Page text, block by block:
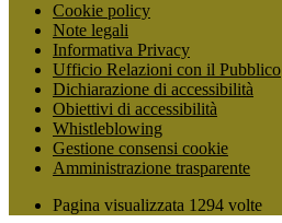
Cookie policy
Note legali
Informativa Privacy
Ufficio Relazioni con il Pubblico
Dichiarazione di accessibilità
Obiettivi di accessibilità
Whistleblowing
Gestione consensi cookie
Amministrazione trasparente
Pagina visualizzata 1294 volte